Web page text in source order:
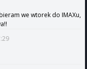
we wtorek do IMAXu,